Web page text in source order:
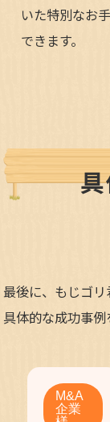
いた特別なお
できます。
最後に、もじゴ
具体的な成功事例
M&A
企業